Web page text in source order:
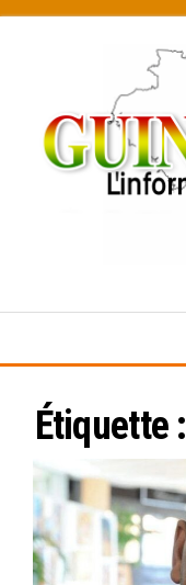
content
Étiquette :